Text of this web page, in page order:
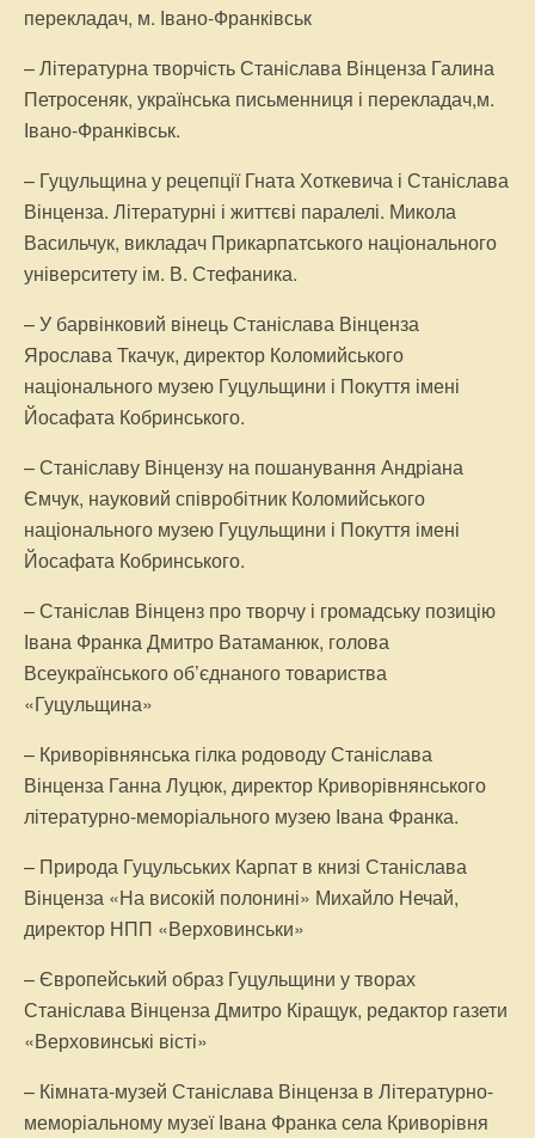
перекладач, м. Івано-Франківськ
– Літературна творчість Станіслава Вінценза Галина
Петросеняк, українська письменниця і перекладач,м.
Івано-Франківськ.
– Гуцульщина у рецепції Гната Хоткевича і Станіслава
Вінценза. Літературні і життєві паралелі. Микола
Васильчук, викладач Прикарпатського національного
університету ім. В. Стефаника.
– У барвінковий вінець Станіслава Вінценза
Ярослава Ткачук, директор Коломийського
національного музею Гуцульщини і Покуття імені
Йосафата Кобринського.
– Станіславу Вінцензу на пошанування Андріана
Ємчук, науковий співробітник Коломийського
національного музею Гуцульщини і Покуття імені
Йосафата Кобринського.
– Станіслав Вінценз про творчу і громадську позицію
Івана Франка Дмитро Ватаманюк, голова
Всеукраїнського об’єднаного товариства
«Гуцульщина»
– Криворівнянська гілка родоводу Станіслава
Вінценза Ганна Луцюк, директор Криворівнянського
літературно-меморіального музею Івана Франка.
– Природа Гуцульських Карпат в книзі Станіслава
Вінценза «На високій полонині» Михайло Нечай,
директор НПП «Верховинськи»
– Європейський образ Гуцульщини у творах
Станіслава Вінценза Дмитро Кіращук, редактор газети
«Верховинські вісті»
– Кімната-музей Станіслава Вінценза в Літературно-
меморіальному музеї Івана Франка села Криворівня